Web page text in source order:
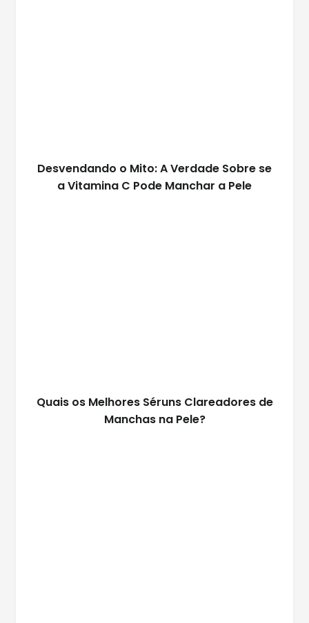
Desvendando o Mito: A Verdade Sobre se
a Vitamina C Pode Manchar a Pele
Quais os Melhores Séruns Clareadores de
Manchas na Pele?